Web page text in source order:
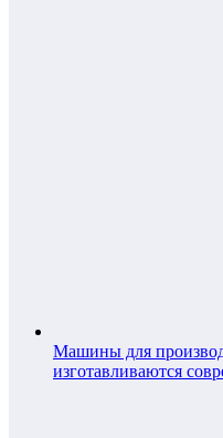
Машины для
изготавливаются